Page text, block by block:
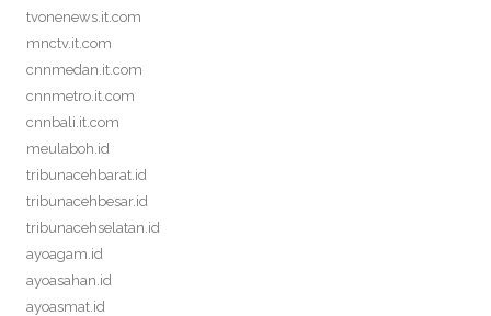
tvonenews.it.com
mnctv.it.com
cnnmedan.it.com
cnnmetro.it.com
cnnbali.it.com
meulaboh.id
tribunacehbarat.id
tribunacehbesar.id
tribunacehselatan.id
ayoagam.id
ayoasahan.id
ayoasmat.id